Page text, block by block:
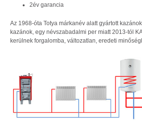
2év garancia
Az 1968-óta Totya márkanév alatt gyártott
kazánok, egy névszabadalmi per miatt 2013-tól
kerülnek forgalomba, változatlan, eredeti